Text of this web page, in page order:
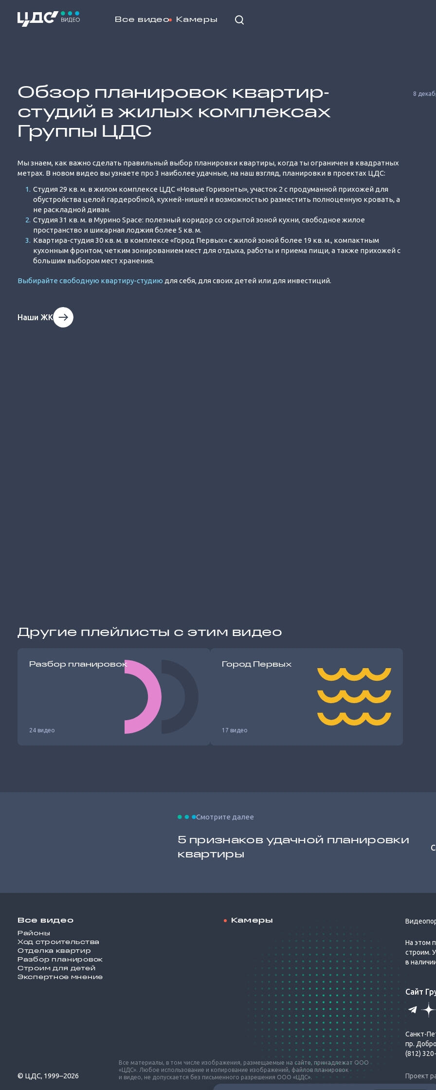
Все видео Камеры
Обзор планировок квартир‐
студий в жилых комплексах
Группы ЦДС
8
Мы знаем, как важно сделать правильный выбор планировки квартиры, когда ты ограничен в квадратных
метрах. В новом видео вы узнаете про 3 наиболее удачные, на наш взгляд, планировки в проектах ЦДС:
Студия 29 кв. м. в жилом комплексе ЦДС «Новые Горизонты», участок 2 с продуманной прихожей для
обустройства целой гардеробной, кухней-нишей и возможностью разместить полноценную кровать, а
не раскладной диван.
Студия 31 кв. м. в Мурино Space: полезный коридор со скрытой зоной кухни, свободное жилое
пространство и шикарная лоджия более 5 кв. м.
Квартира-студия 30 кв. м. в комплексе «Город Первых» с жилой зоной более 19 кв. м., компактным
кухонным фронтом, четким зонированием мест для отдыха, работы и приема пищи, а также прихожей с
большим выбором мест хранения.
Выбирайте свободную квартиру-студию для себя, для своих детей или для инвестиций.
Наши ЖК
Другие плейлисты с этим видео
Разбор планировок
24 видео
Город Первых
17 видео
Смотрите далее
5 признаков удачной планировки
квартиры
Все видео
Районы
Ход строительства
Отделка квартир
Разбор планировок
Строим для детей
Экспертное мнение
Камеры
На этом
строим.
в
© ЦДС, 1999–2026
Все материалы, в том числе изображения, размещаемые на сайте, принадлежат ООО
«ЦДС». Любое использование и копирование изображений, файлов планировок
и видео, не допускается без письменного разрешения ООО «ЦДС».
Сайт
Санкт-
пр.
(812)
Проект